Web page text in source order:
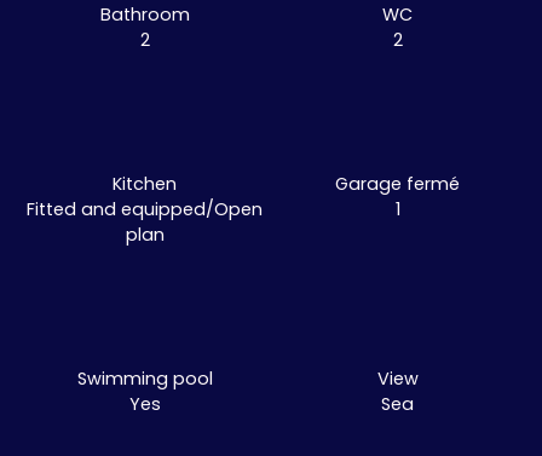
Bathroom
2
WC
2
Kitchen
Fitted and equipped/Open
plan
Garage fermé
1
Swimming pool
Yes
View
Sea